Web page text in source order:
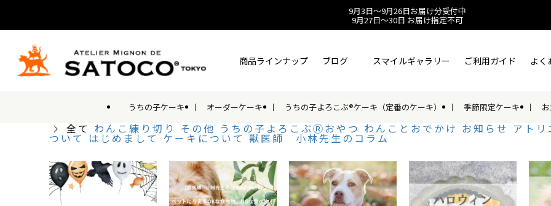
9月3日～9月26日お届け分受付中
9月27日～30日 お届け指定不可
商品ラインナップ ブログ スマイルギャラリー ご利用ガイド よく
うちの子ケーキ オーダーケーキ うちの子よろこぶ®ケーキ（定番のケーキ） 季節限定ケーキ
全て わんこ練り切り その他 うちの子よろこぶⓇおやつ わんことおでかけ お知らせ アトリ
ついて はじめましてケーキについて獣医師 小林先生のコラム